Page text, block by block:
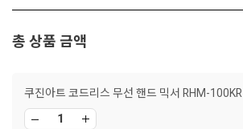
총 상품 금액
쿠진아트 코드리스 무선 핸드 믹서 RHM-100KR